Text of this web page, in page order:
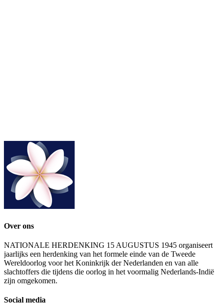
Over ons
NATIONALE HERDENKING 15 AUGUSTUS 1945 organiseert
jaarlijks een herdenking van het formele einde van de Tweede
Wereldoorlog voor het Koninkrijk der Nederlanden en van alle
slachtoffers die tijdens die oorlog in het voormalig Nederlands-Indië
zijn omgekomen.
Social media